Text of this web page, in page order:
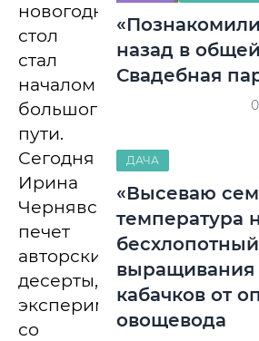
новогодний
стол
стал
началом
большого
пути.
Сегодня
Ирина
Чернявская
печет
авторские
десерты,
экспериментирует
со
назад в
Свадебная
ДАЧА
«Высеваю
температура
выращивания
кабачков от
овощевода